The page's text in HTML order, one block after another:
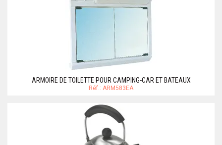
ARMOIRE DE TOILETTE POUR CAMPING-CAR ET BATEAUX
Réf.: ARM583EA